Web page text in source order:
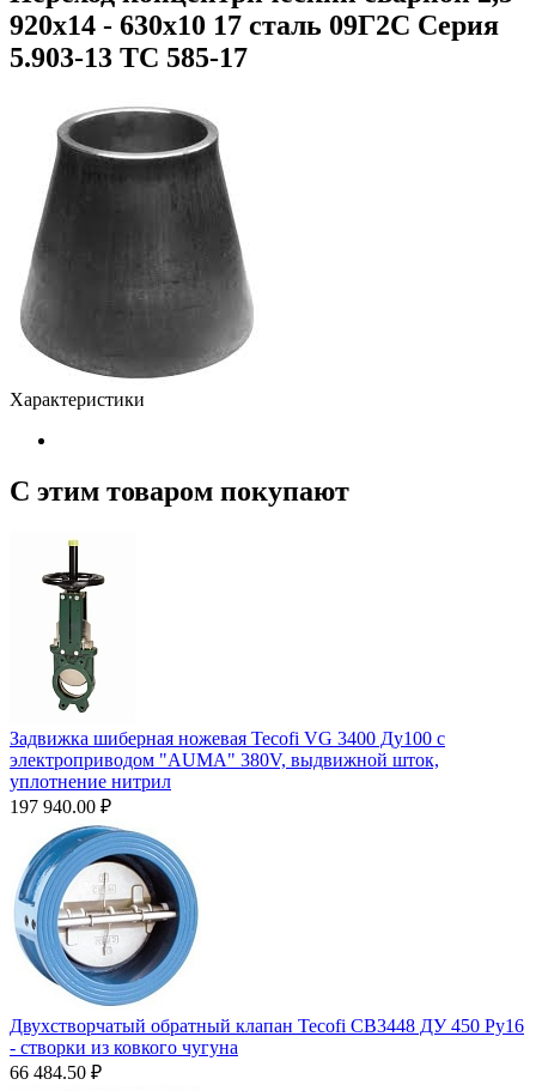
920х14 - 630х10 17 сталь 09Г2С Серия
5.903-13 ТС 585-17
Характеристики
С этим товаром покупают
Задвижка шиберная ножевая Tecofi VG 3400 Ду100 с
электроприводом "AUMA" 380V, выдвижной шток,
уплотнение нитрил
197 940.00 ₽
Двухстворчатый обратный клапан Tecofi CB3448 ДУ 450 Ру16
- створки из ковкого чугуна
66 484.50 ₽